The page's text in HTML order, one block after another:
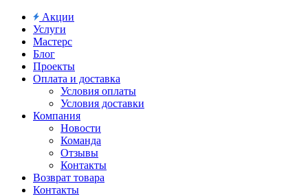
Акции
Услуги
Мастерс
Блог
Проекты
Оплата и доставка
Условия оплаты
Условия доставки
Компания
Новости
Команда
Отзывы
Контакты
Возврат товара
Контакты